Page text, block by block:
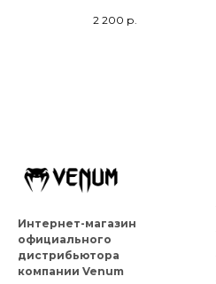
2 200 р.
Интернет-магазин
официального
дистрибьютора
компании Venum